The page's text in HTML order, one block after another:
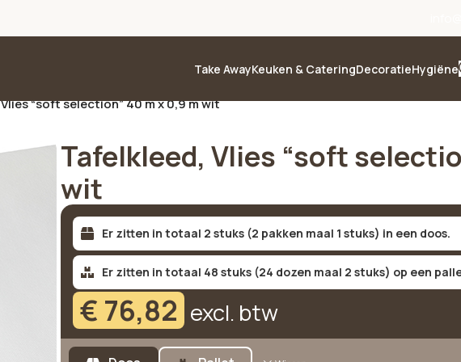
Take AwayKeuken & CateringDecoratieHygiëne
“soft selection” 40 m x 0,9 m wit
Tafelkleed, Vlies “soft
wit
Er zitten in totaal 2 stuks (2 pakken maal 1 stuks) in een doos.
Er zitten in totaal 48 stuks (24 dozen maal 2 stuks) op een
€ 76,82 excl. btw
Alternative: